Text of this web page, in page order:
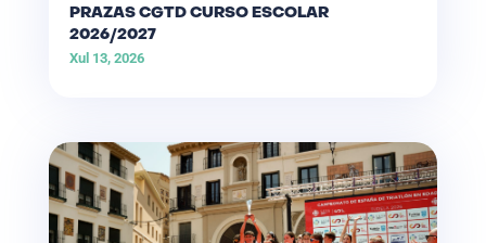
PRAZAS CGTD CURSO ESCOLAR
2026/2027
Xul 13, 2026